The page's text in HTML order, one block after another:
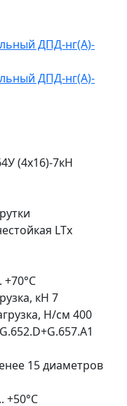
(4x16)-7кН
LTx
+70°C
кН 7
Н/см 400
15 диаметров
+50°C